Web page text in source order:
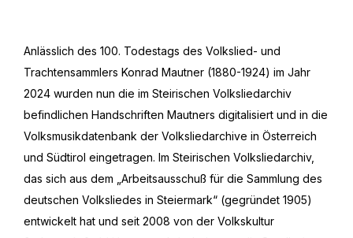
Anlässlich des 100. Todestags des Volkslied- und
Trachtensammlers Konrad Mautner (1880-1924) im Jahr
2024 wurden nun die im Steirischen Volksliedarchiv
befindlichen Handschriften Mautners digitalisiert und in die
Volksmusikdatenbank der Volksliedarchive in Österreich
und Südtirol eingetragen. Im Steirischen Volksliedarchiv,
das sich aus dem „Arbeitsausschuß für die Sammlung des
deutschen Volksliedes in Steiermark“ (gegründet 1905)
entwickelt hat und seit 2008 von der Volkskultur